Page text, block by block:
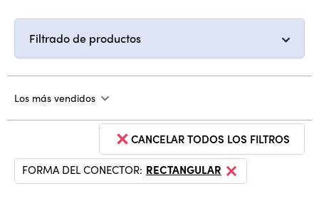
Filtrado de productos
Los más vendidos
CANCELAR TODOS LOS FILTROS
FORMA DEL CONECTOR: RECTANGULAR